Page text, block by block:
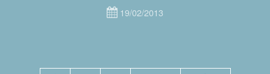
19/02/2013